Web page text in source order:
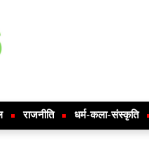
राजनीति धर्म-कला-संस्कृति